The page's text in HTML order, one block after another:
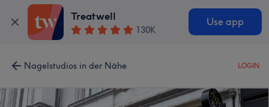
Treatwell
130K
Use app
Nagelstudios in der Nähe LOGIN